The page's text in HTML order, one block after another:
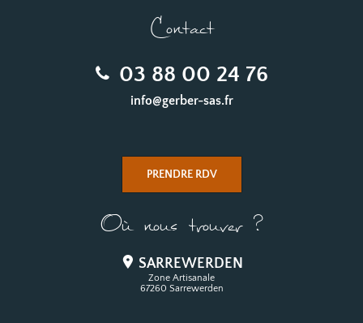
Contact
03 88 00 24 76
info@gerber-sas.fr
PRENDRE RDV
Où nous trouver ?
SARREWERDEN
Zone Artisanale
67260 Sarrewerden